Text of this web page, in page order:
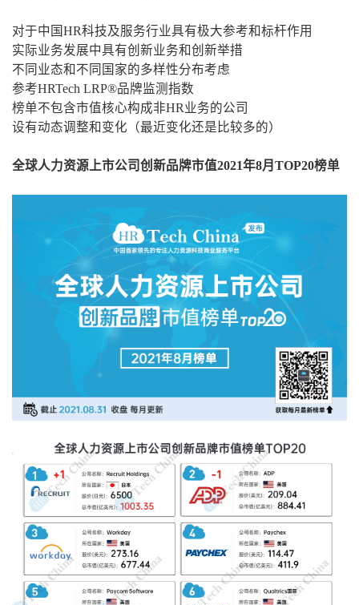
对于中国HR科技及服务行业具有极大参考和标杆作用
实际业务发展中具有创新业务和创新举措
不同业态和不同国家的多样性分布考虑
参考HRTech LRP®品牌监测指数
榜单不包含市值核心构成非HR业务的公司
设有动态调整和变化（最近变化还是比较多的）
全球人力资源上市公司创新品牌市值2021年8月TOP20榜单